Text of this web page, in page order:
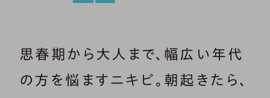
思春期から大人まで、幅広い年代
の方を悩ますニキビ。朝起きたら、